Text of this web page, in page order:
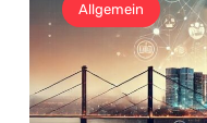
Allgemein